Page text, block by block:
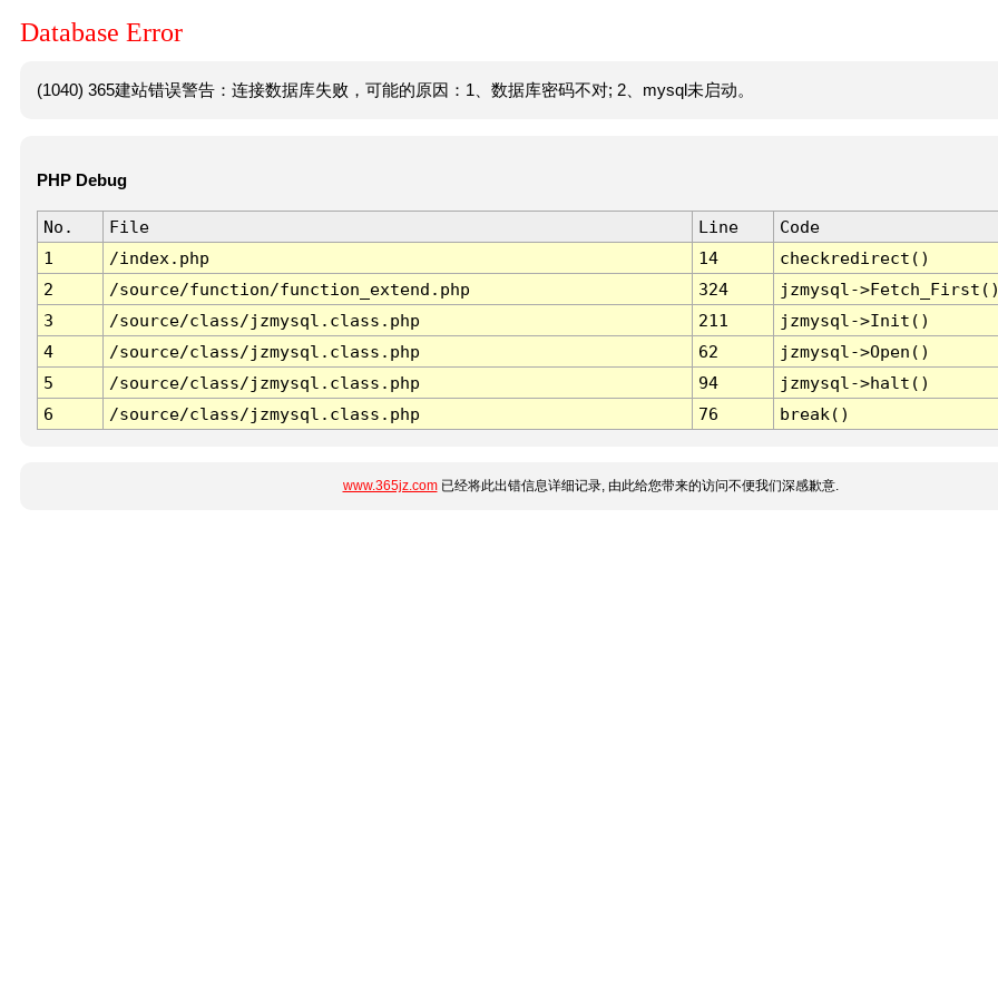
Database Error
(1040) 365建站错误警告：连接数据库失败，可能的原因：1、数据库密码不对; 2、mysql未启动。
PHP Debug
No. File Line
Code
1
/index.php 14
checkredirect()
2
/source/function/function_extend.php 324
jzmysql-
3
/source/class/jzmysql.class.php 211
jzmysql->Init()
4
/source/class/jzmysql.class.php 62
jzmysql->Open()
5
/source/class/jzmysql.class.php 94
jzmysql->halt()
6
/source/class/jzmysql.class.php 76 break()
www.365jz.com已经将此出错信息详细记录, 由此给您带来的访问不便我们深感歉意.